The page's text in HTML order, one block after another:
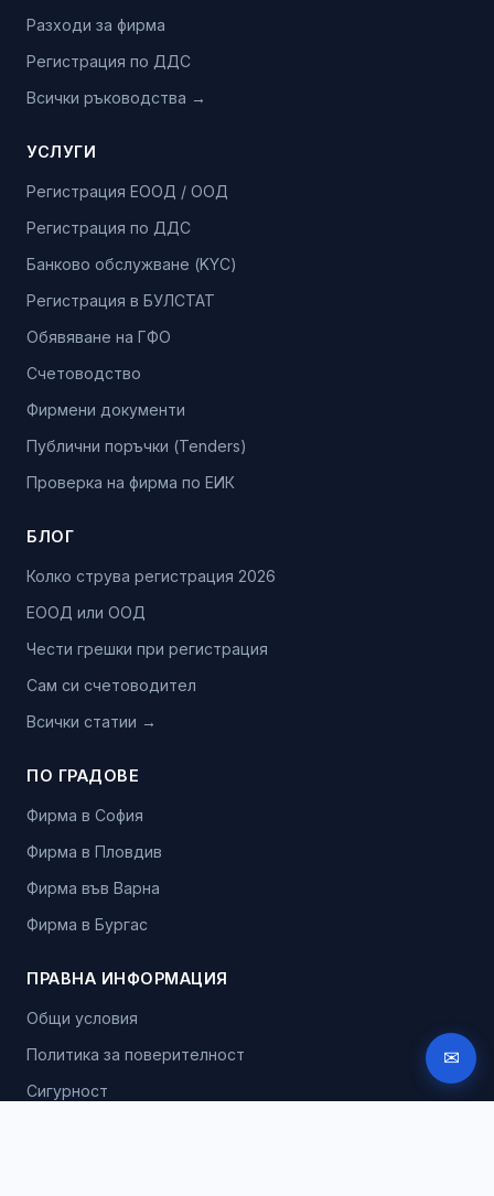
Разходи за фирма
Регистрация по ДДС
Всички ръководства →
УСЛУГИ
Регистрация ЕООД / ООД
Регистрация по ДДС
Банково обслужване (KYC)
Регистрация в БУЛСТАТ
Обявяване на ГФО
Счетоводство
Фирмени документи
Публични поръчки (Tenders)
Проверка на фирма по ЕИК
БЛОГ
Колко струва регистрация 2026
ЕООД или ООД
Чести грешки при регистрация
Сам си счетоводител
Всички статии →
ПО ГРАДОВЕ
Фирма в София
Фирма в Пловдив
Фирма във Варна
Фирма в Бургас
ПРАВНА ИНФОРМАЦИЯ
Общи условия
Политика за поверителност
Сигурност
✉